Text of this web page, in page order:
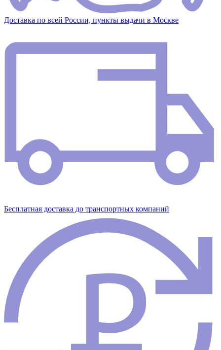
Доставка по всей России, пункты выдачи в Москве
Бесплатная доставка до транспортных компаний